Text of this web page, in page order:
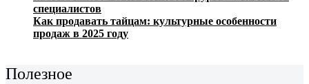
специалистов
Как продавать тайцам: культурные особенности
продаж в 2025 году
Полезное